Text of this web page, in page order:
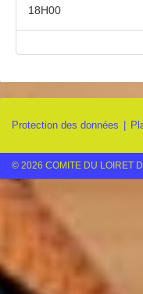
18H00
Protection des données
© 2026 COMITE DU LOIRET